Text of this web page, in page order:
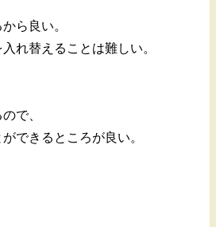
から良い。
れ替えることは難しい。
で、
できるところが良い。